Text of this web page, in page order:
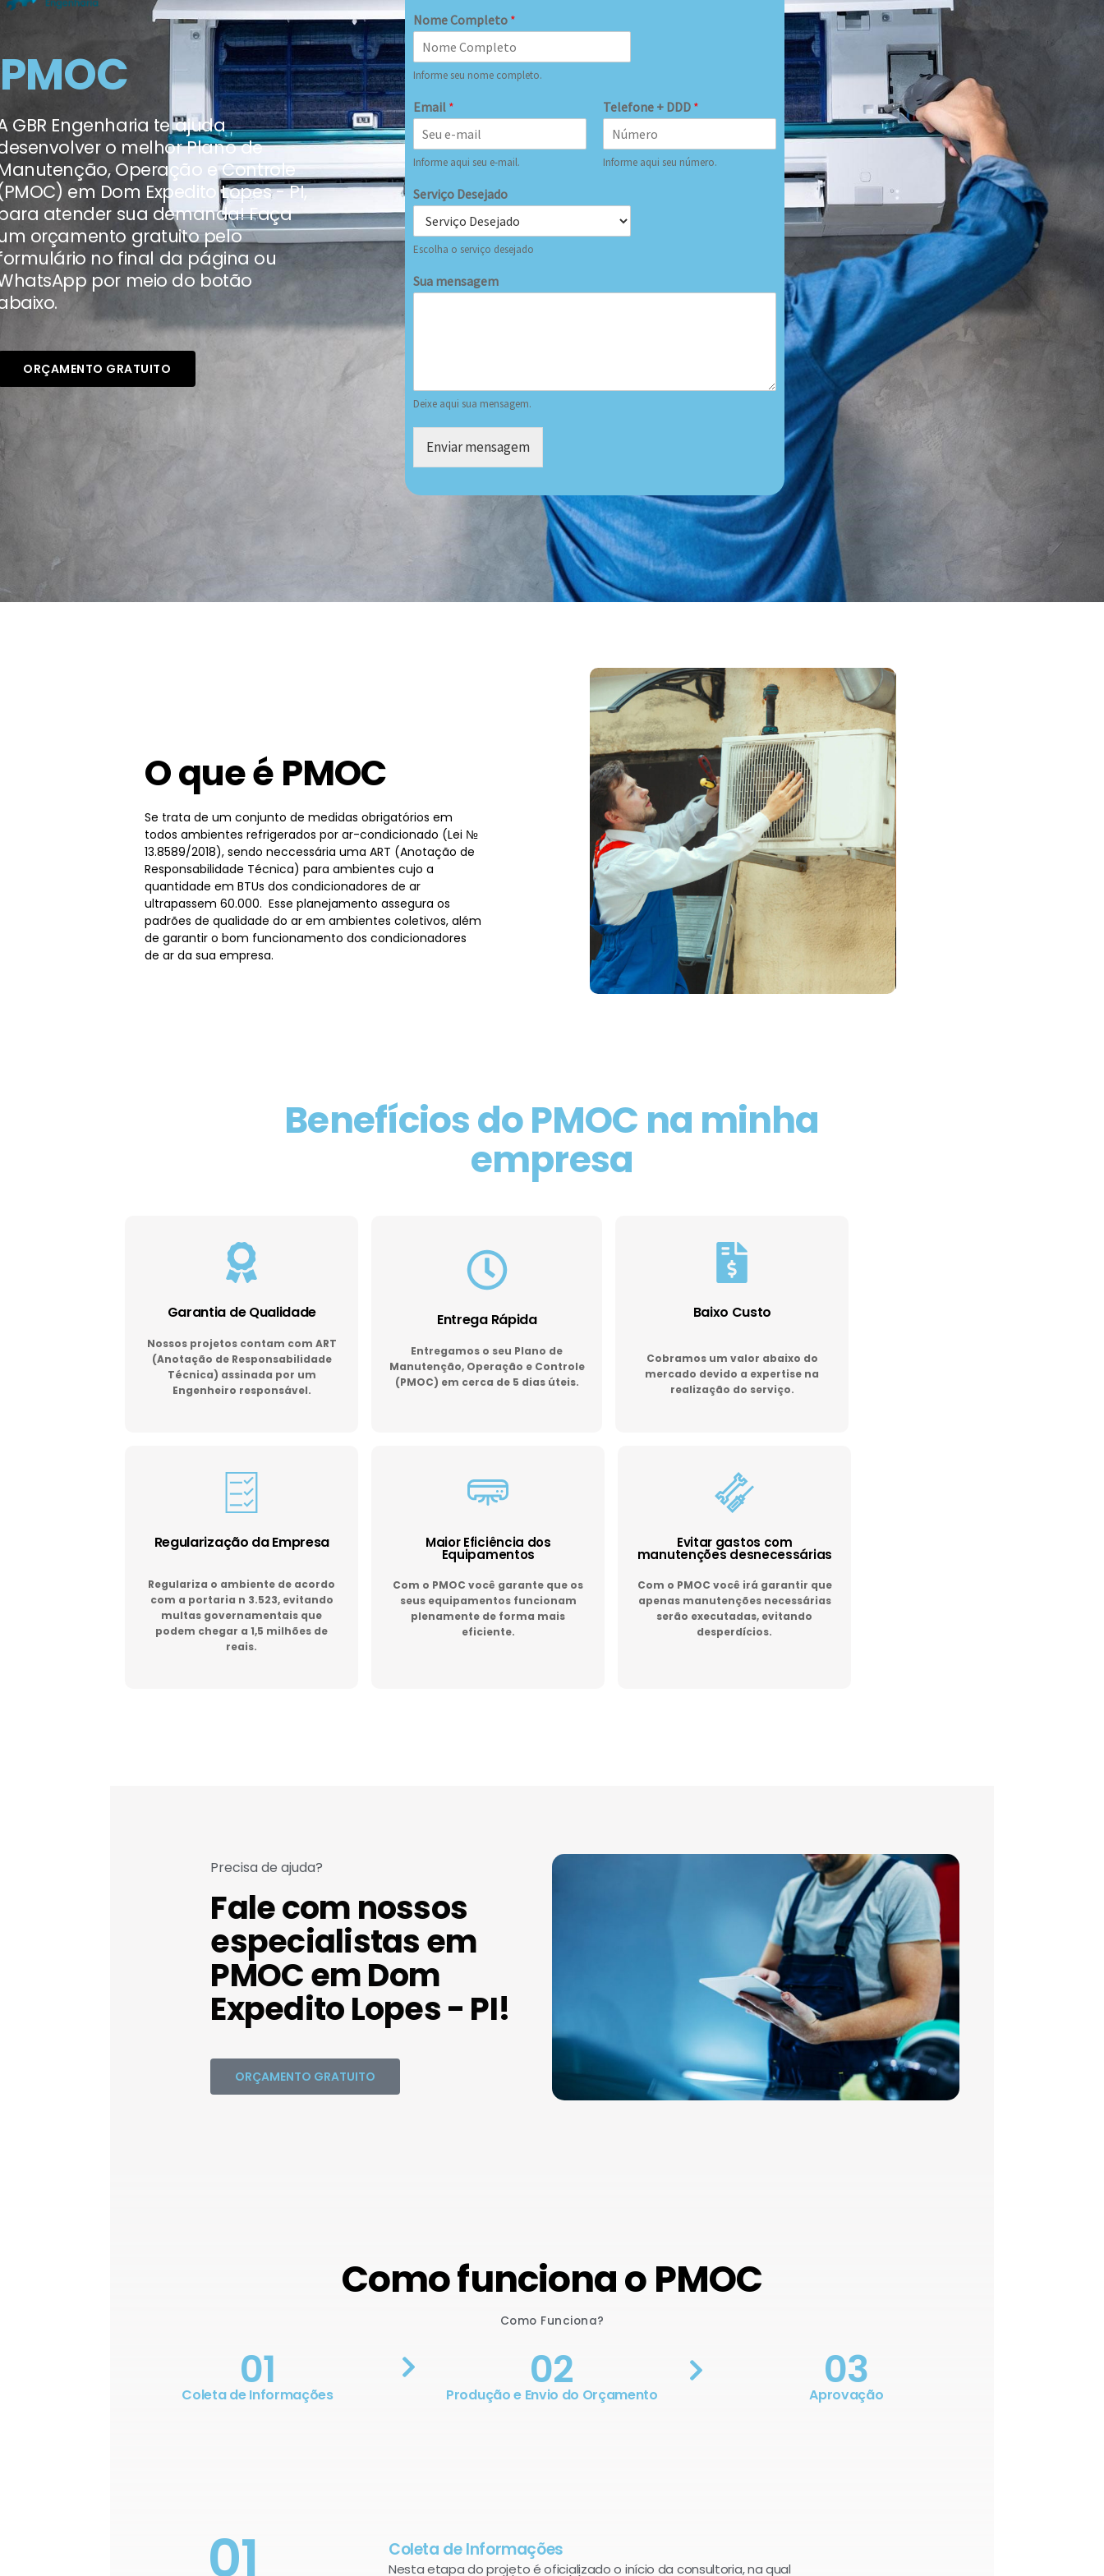
PMOC
GBR Engenharia te ajuda
o melhor Plano de
Operação e Controle
em Dom Expedito Lopes - PI,
atender sua demanda! Faça
orçamento gratuito pelo
no final da página ou
por meio do botão
ORÇAMENTO GRATUITO
Nome Completo *
Informe seu nome completo.
Email *
Informe aqui seu e-mail.
Telefone + DDD *
Informe aqui seu número.
Serviço Desejado
Escolha o serviço desejado
Sua mensagem
Deixe aqui sua mensagem.
Enviar mensagem
O que é PMOC
Se trata de um conjunto de medidas obrigatórios em
todos ambientes refrigerados por ar-condicionado (Lei №
13.8589/2018), sendo neccessária uma ART (Anotação de
Responsabilidade Técnica) para ambientes cujo a
quantidade em BTUs dos condicionadores de ar
ultrapassem 60.000. Esse planejamento assegura os
padrões de qualidade do ar em ambientes coletivos, além
de garantir o bom funcionamento dos condicionadores
de ar da sua empresa.
Benefícios do PMOC na minha
empresa
Garantia de Qualidade
Nossos projetos contam com ART
(Anotação de Responsabilidade
Técnica) assinada por um
Engenheiro responsável.
Entrega Rápida
Entregamos o seu Plano de
Manutenção, Operação e Controle
(PMOC) em cerca de 5 dias úteis.
Baixo Custo
Cobramos um valor abaixo do
mercado devido a expertise na
realização do serviço.
Regularização da Empresa
Regulariza o ambiente de acordo
com a portaria n 3.523, evitando
multas governamentais que
podem chegar a 1,5 milhões de
reais.
Maior Eficiência dos
Equipamentos
Com o PMOC você garante que os
seus equipamentos funcionam
plenamente de forma mais
eficiente.
Evitar gastos com
manutenções desnecessárias
Com o PMOC você irá garantir que
apenas manutenções necessárias
serão executadas, evitando
desperdícios.
Precisa de ajuda?
Fale com nossos
especialistas em
PMOC em Dom
Expedito Lopes - PI!
ORÇAMENTO GRATUITO
Como funciona o PMOC
Como Funciona?
01
Coleta de Informações 02
Produção e Envio do Orçamento 03
Aprovação
01 Coleta de Informações
Nesta etapa do projeto é oficializado o início da consultoria, na qual